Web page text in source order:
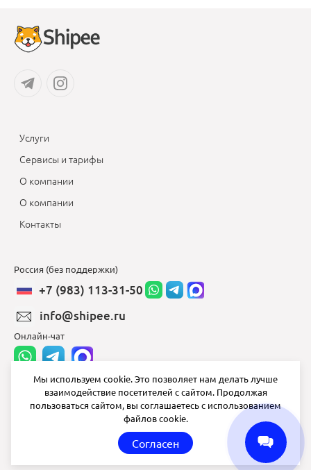
Услуги
Сервисы и тарифы
О компании
О компании
Контакты
Россия (без поддержки)
+7 (983) 113-31-50
info@shipee.ru
Онлайн-чат
info@shipee.ru
СБ ВС выходной
Мы используем cookie. Это позволяет нам делать лучше
взаимодействие посетителей с сайтом. Продолжая
пользоваться сайтом, вы соглашаетесь с использованием
файлов cookie.
Согласен